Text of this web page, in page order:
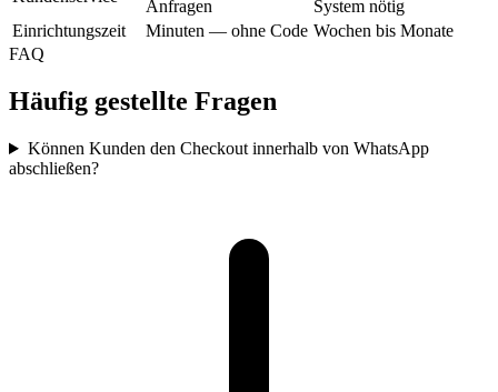
Anfragen
System nötig
Einrichtungszeit
Minuten — ohne Code Wochen bis Monate
FAQ
Häufig gestellte Fragen
Können Kunden den Checkout innerhalb von WhatsApp
abschließen?